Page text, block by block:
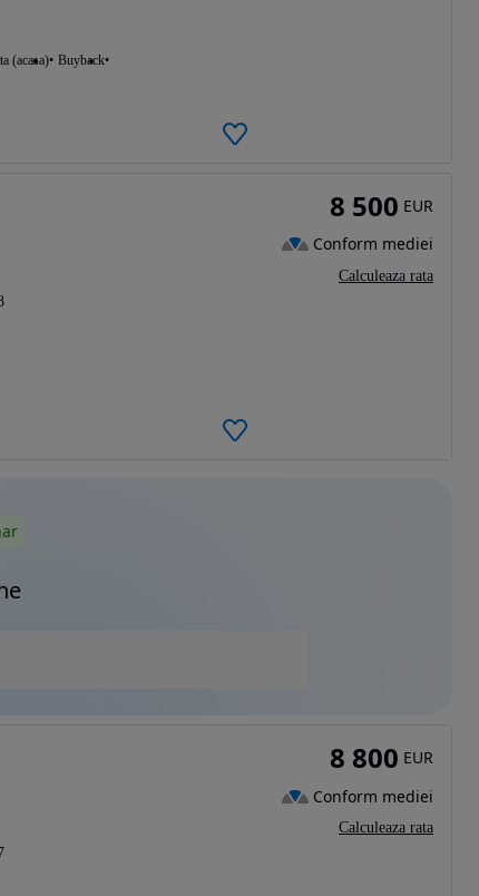
(acasa) Buyback
8 500 EUR
Conform mediei
Calculeaza rata
8 800 EUR
Conform mediei
Calculeaza rata